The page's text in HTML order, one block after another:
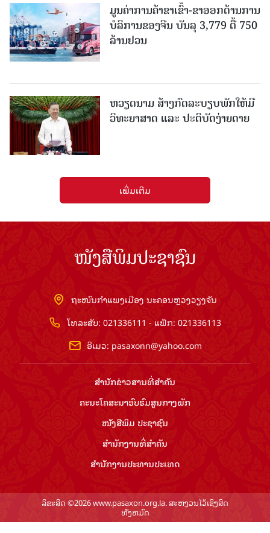
ມູນຄ່າການຄ້າຂາເຂົ້າ-ຂາອອກດ້ານການ
ບໍລິການຂອງຈີນ ບັນລຸ 3,779 ຕື້ 750
ລ້ານຢວນ
ຫວຽດນາມ ສ້າງກົດລະບຽບພັກໃຫ້ມີ
ວິທະຍາສາດ ແລະ ປະຕິບັດງ່າຍດາຍ
ເພີ່ມເຕີມ
ໜັງສືພິມປະຊາຊົນ
ຖະໜົນກຳແພງເມືອງ ນະຄອນຫຼວງວຽງຈັນ
ໂທລະສັບ: 021336111 - ແຟັກ: 021336113
ອີເມວ: pasaxonn@yahoo.com
ສຳ​ນັກ​ຂ່າວ​ສານ​ທີ່​ສຳ​ຄັນ​
ຄະນະໂຄສະນາອົບຮົມ​ສູນ​ກາງ​ພັກ
ໜັງສືພິມ ປະ​ຊາ​ຊົນ
ສຳ​ນັກ​ງານ​ທີ່​ສຳ​ຄັນ
ສຳ​ນັກ​ງານ​ປະ​ທານ​ປະ​ເທດ
ລິຂະສິດ ©2026 www.pasaxon.org.la. ສະຫງວນໄວ້ເຊິງສິດ
ທັງຫມົດ